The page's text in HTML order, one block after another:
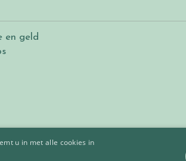
en geld
u in met alle cookies in